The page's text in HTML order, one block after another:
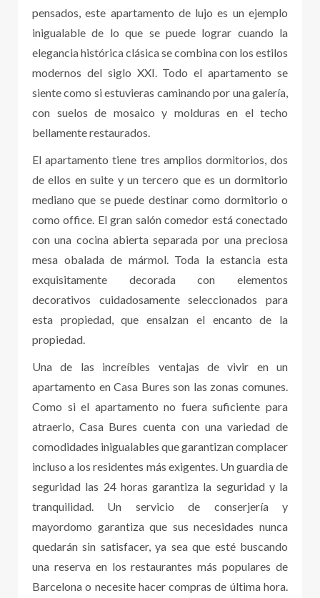
pensados, este apartamento de lujo es un ejemplo
inigualable de lo que se puede lograr cuando la
elegancia histórica clásica se combina con los estilos
modernos del siglo XXI. Todo el apartamento se
siente como si estuvieras caminando por una galería,
con suelos de mosaico y molduras en el techo
bellamente restaurados.
El apartamento tiene tres amplios dormitorios, dos
de ellos en suite y un tercero que es un dormitorio
mediano que se puede destinar como dormitorio o
como office. El gran salón comedor está conectado
con una cocina abierta separada por una preciosa
mesa obalada de mármol. Toda la estancia esta
exquisitamente decorada con elementos
decorativos cuidadosamente seleccionados para
esta propiedad, que ensalzan el encanto de la
propiedad.
Una de las increíbles ventajas de vivir en un
apartamento en Casa Bures son las zonas comunes.
Como si el apartamento no fuera suficiente para
atraerlo, Casa Bures cuenta con una variedad de
comodidades inigualables que garantizan complacer
incluso a los residentes más exigentes. Un guardia de
seguridad las 24 horas garantiza la seguridad y la
tranquilidad. Un servicio de conserjería y
mayordomo garantiza que sus necesidades nunca
quedarán sin satisfacer, ya sea que esté buscando
una reserva en los restaurantes más populares de
Barcelona o necesite hacer compras de última hora.